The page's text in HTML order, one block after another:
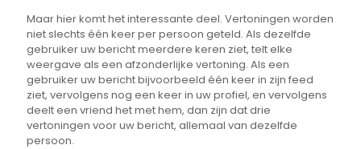
Maar hier komt het interessante deel. Vertoningen worden
niet slechts één keer per persoon geteld. Als dezelfde
gebruiker uw bericht meerdere keren ziet, telt elke
weergave als een afzonderlijke vertoning. Als een
gebruiker uw bericht bijvoorbeeld één keer in zijn feed
ziet, vervolgens nog een keer in uw profiel, en vervolgens
deelt een vriend het met hem, dan zijn dat drie
vertoningen voor uw bericht, allemaal van dezelfde
persoon.